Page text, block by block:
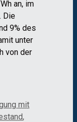
an, im
Die
9% des
unter
von der
mit
,